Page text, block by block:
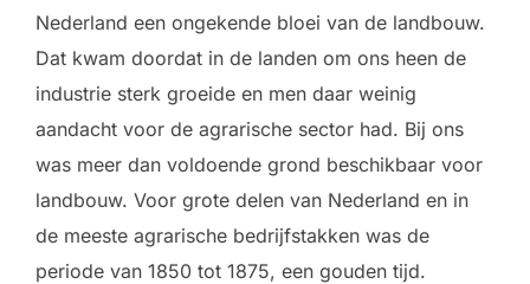
Nederland een ongekende bloei van de landbouw.
Dat kwam doordat in de landen om ons heen de
industrie sterk groeide en men daar weinig
aandacht voor de agrarische sector had. Bij ons
was meer dan voldoende grond beschikbaar voor
landbouw. Voor grote delen van Nederland en in
de meeste agrarische bedrijfstakken was de
periode van 1850 tot 1875, een gouden tijd.